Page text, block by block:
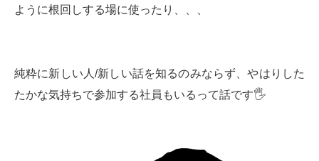
ように根回しする場に使ったり、、、
純粋に新しい人/新しい話を知るのみならず、やはりした
たかな気持ちで参加する社員もいるって話です🖐